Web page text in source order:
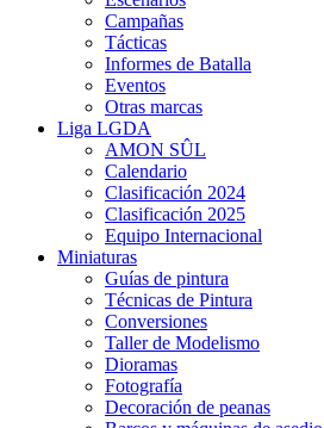
Campañas
Tácticas
Informes de Batalla
Eventos
Otras marcas
Liga LGDA
AMON SÛL
Calendario
Clasificación 2024
Clasificación 2025
Equipo Internacional
Miniaturas
Guías de pintura
Técnicas de Pintura
Conversiones
Taller de Modelismo
Dioramas
Fotografía
Decoración de peanas